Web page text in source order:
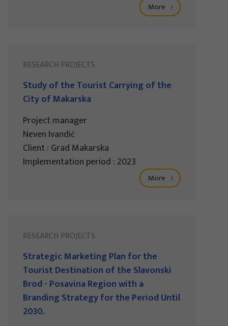
More
RESEARCH PROJECTS
Study of the Tourist Carrying of the
City of Makarska
Project manager
Neven Ivandić
Client : Grad Makarska
Implementation period : 2023
More
RESEARCH PROJECTS
Strategic Marketing Plan for the
Tourist Destination of the Slavonski
Brod - Posavina Region with a
Branding Strategy for the Period Until
2030.